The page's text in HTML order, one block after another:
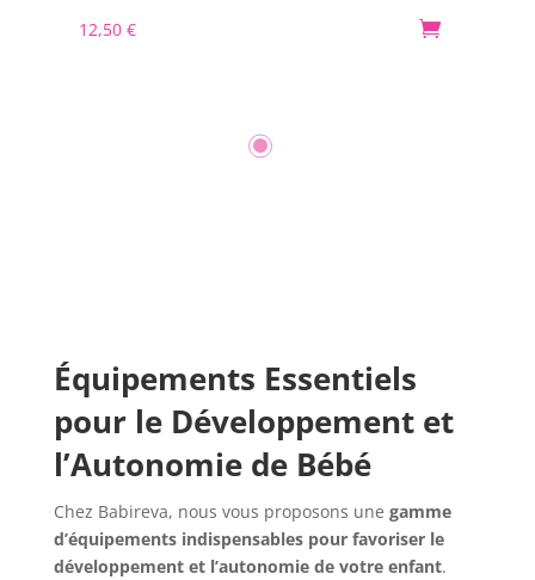
12,50 € 
Équipements Essentiels
pour le Développement et
l’Autonomie de Bébé
Chez Babireva, nous vous proposons une gamme
d’équipements indispensables pour favoriser le
développement et l’autonomie de votre enfant.